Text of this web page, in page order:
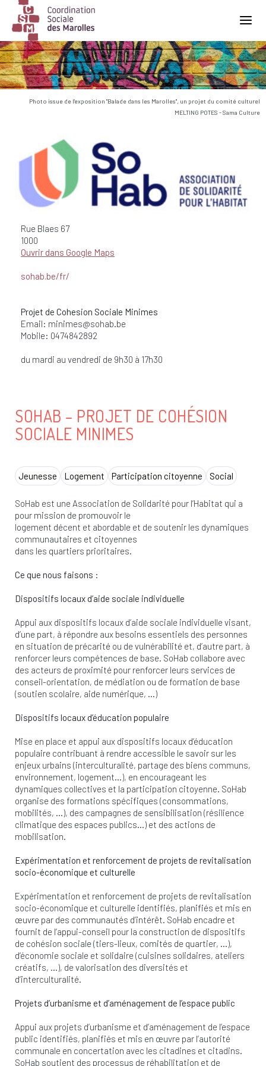
Main Navigation
Photo issue de l'exposition "Balade dans les Marolles", un projet du comité culturel
MELTING POTES - Sama Culture
Rue Blaes 67
1000
Ouvrir dans Google Maps
sohab.be/fr/
Projet de Cohesion Sociale Minimes
Email: minimes@sohab.be
Mobile: 0474842892
du mardi au vendredi de 9h30 à 17h30
SOHAB – PROJET DE COHÉSION
SOCIALE MINIMES
Jeunesse Logement Participation citoyenne Social
SoHab est une Association de Solidarité pour l’Habitat qui a
pour mission de promouvoir le
logement décent et abordable et de soutenir les dynamiques
communautaires et citoyennes
dans les quartiers prioritaires.
Ce que nous faisons :
Dispositifs locaux d’aide sociale individuelle
Appui aux dispositifs locaux d’aide sociale individuelle visant,
d’une part, à répondre aux besoins essentiels des personnes
en situation de précarité ou de vulnérabilité et, d’autre part, à
renforcer leurs compétences de base. SoHab collabore avec
des acteurs de proximité pour renforcer leurs services de
conseil-orientation, de médiation ou de formation de base
(soutien scolaire, aide numérique, …)
Dispositifs locaux d’éducation populaire
Mise en place et appui aux dispositifs locaux d’éducation
populaire contribuant à rendre accessible le savoir sur les
enjeux urbains (interculturalité, partage des biens communs,
environnement, logement…), en encourageant les
dynamiques collectives et la participation citoyenne. SoHab
organise des formations spécifiques (consommations,
mobilités, …), des campagnes de sensibilisation (résilience
climatique des espaces publics…) et des actions de
mobilisation.
Expérimentation et renforcement de projets de revitalisation
socio-économique et culturelle
Expérimentation et renforcement de projets de revitalisation
socio-économique et culturelle identifiés, planifiés et mis en
œuvre par des communautés d’intérêt. SoHab encadre et
fournit de l’appui-conseil pour la construction de dispositifs
de cohésion sociale (tiers-lieux, comités de quartier, …),
d’économie sociale et solidaire (cuisines solidaires, ateliers
créatifs, …), de valorisation des diversités et
d’interculturalité.
Projets d’urbanisme et d’aménagement de l’espace public
Appui aux projets d’urbanisme et d’aménagement de l’espace
public identifiés, planifiés et mis en œuvre par l’autorité
communale en concertation avec les citadines et citadins.
SoHab soutient des processus de réhabilitation et de